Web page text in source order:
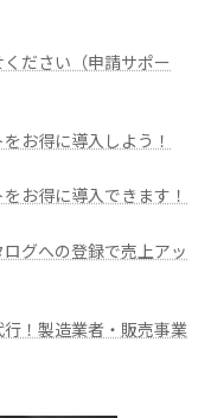
ださい（申請サポー
お得に導入しよう！
お得に導入できます！
グへの登録で売上アッ
！製造業者・販売事業